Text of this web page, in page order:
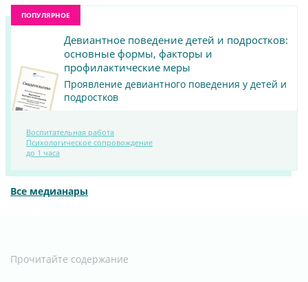
ПОПУЛЯРНОЕ
Девиантное поведение детей и подростков:
основные формы, факторы и
профилактические меры
Проявление девиантного поведения у детей и
подростков
Воспитательная работа
Психологическое сопровождение
до 1 часа
Все медианары
Прочитайте содержание